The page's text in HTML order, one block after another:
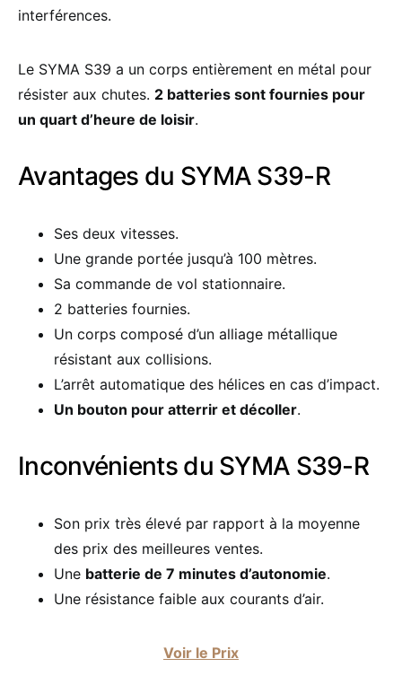
interférences.
Le SYMA S39 a un corps entièrement en métal pour
résister aux chutes. 2 batteries sont fournies pour
un quart d’heure de loisir.
Avantages du SYMA S39-R
Ses deux vitesses.
Une grande portée jusqu’à 100 mètres.
Sa commande de vol stationnaire.
2 batteries fournies.
Un corps composé d’un alliage métallique
résistant aux collisions.
L’arrêt automatique des hélices en cas d’impact.
Un bouton pour atterrir et décoller.
Inconvénients du SYMA S39-R
Son prix très élevé par rapport à la moyenne
des prix des meilleures ventes.
Une batterie de 7 minutes d’autonomie.
Une résistance faible aux courants d’air.
Voir le Prix